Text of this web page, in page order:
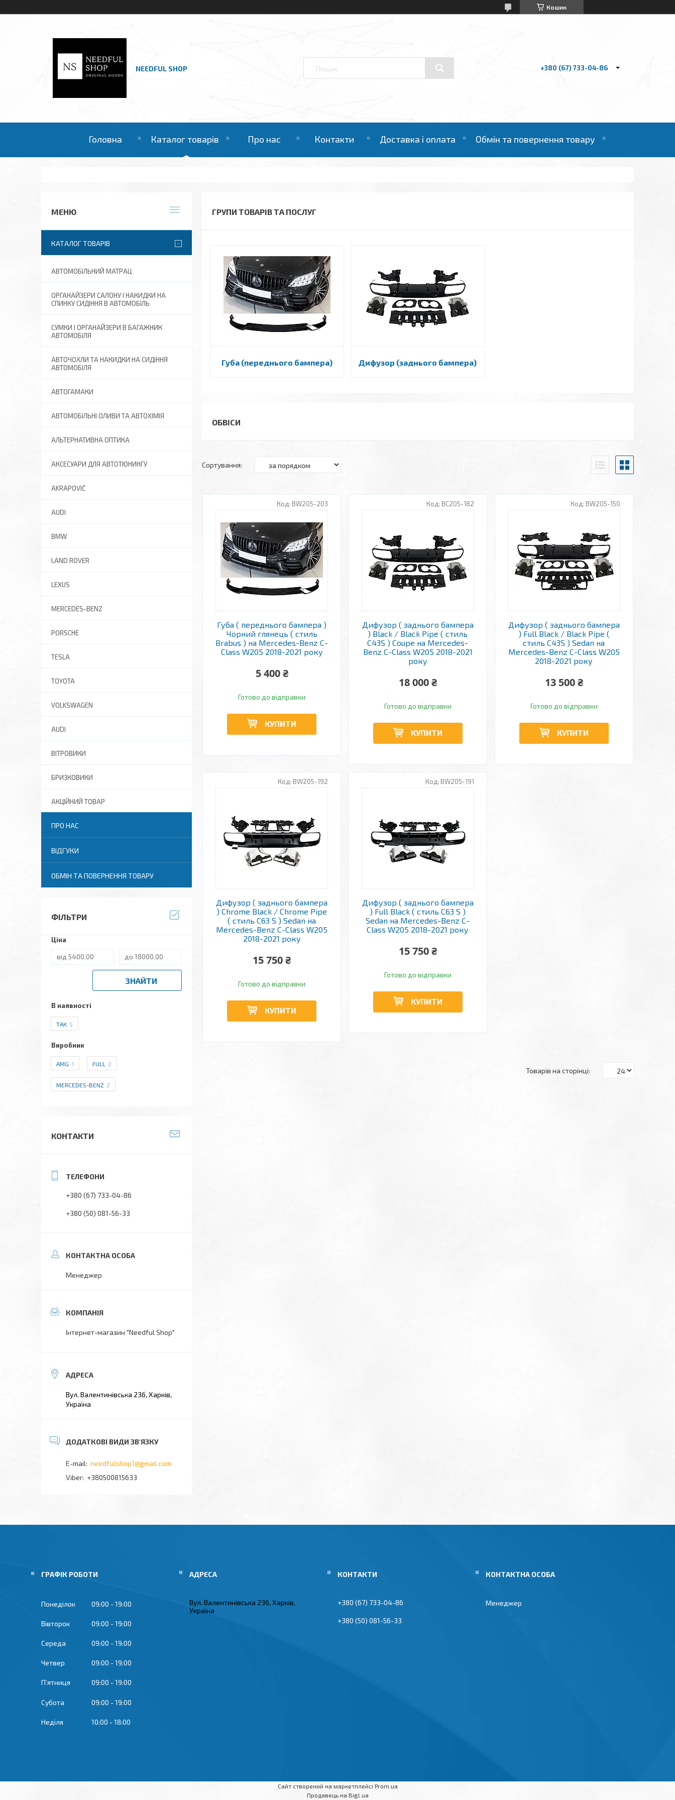
Кошик
NEEDFUL SHOP +380 (67) 733-04-86
Головна Каталог товарів Про нас Контакти Доставка і оплата Обмін та повернення товару
ГРУПИ ТОВАРІВ ТА ПОСЛУГ
Губа (переднього бампера) Дифузор (заднього бампера)
ОБВІСИ
BW205-203
Губа ( переднього бампера )
Чорний глянець ( стиль
Brabus ) на Mercedes-Benz C-
Class W205 2018-2021 року
5 400 ₴
Готово до відправки
КУПИТИ
BC205-182
Дифузор ( заднього бампера
) Black / Black Pipe ( стиль
C43S ) Coupe на Mercedes-
Benz C-Class W205 2018-2021
року
18 000 ₴
Готово до відправки
КУПИТИ
BW205-150
Дифузор ( заднього бампера
) Full Black / Black Pipe (
стиль C43S ) Sedan на
Mercedes-Benz C-Class W205
2018-2021 року
13 500 ₴
Готово до відправки
КУПИТИ
BW205-192
Дифузор ( заднього бампера
) Chrome Black / Chrome Pipe
( стиль C63 S ) Sedan на
Mercedes-Benz C-Class W205
2018-2021 року
15 750 ₴
Готово до відправки
КУПИТИ
BW205-191
Дифузор ( заднього бампера
) Full Black ( стиль C63 S )
Sedan на Mercedes-Benz C-
Class W205 2018-2021 року
15 750 ₴
Готово до відправки
КУПИТИ
КАТАЛОГ ТОВАРІВ
АВТОМОБІЛЬНИЙ МАТРАЦ
ОРГАНАЙЗЕРИ САЛОНУ І НАКИДКИ НА
СПИНКУ СИДІННЯ В АВТОМОБІЛЬ
СУМКИ І ОРГАНАЙЗЕРИ В БАГАЖНИК
АВТОМОБІЛЯ
АВТОЧОХЛИ ТА НАКИДКИ НА СИДІННЯ
АВТОМОБІЛЯ
АВТОГАМАКИ
АВТОМОБІЛЬНІ ОЛИВИ ТА АВТОХІМІЯ
АЛЬТЕРНАТИВНА ОПТИКА
АКСЕСУАРИ ДЛЯ АВТОТЮНИНГУ
AKRAPOVIČ
AUDI
BMW
LAND ROVER
LEXUS
MERCEDES-BENZ
PORSCHE
TESLA
TOYOTA
VOLKSWAGEN
AUDI
ВІТРОВИКИ
БРИЗКОВИКИ
АКЦІЙНИЙ ТОВАР
ПРО НАС
ВІДГУКИ
ОБМІН ТА ПОВЕРНЕННЯ ТОВАРУ
ФІЛЬТРИ
Ціна
ЗНАЙТИ
В наявності
ТАК 5
Виробник
AMG 1 FULL 2
MERCEDES-BENZ 2
КОНТАКТИ
+380 (67) 733-04-86
+380 (50) 081-56-33
Менеджер
Інтернет-магазин "Needful Shop"
Вул. Валентинівська 23б, Харків,
Україна
needfulshop1@gmail.com
+380500815633
ГРАФІК РОБОТИ
Понеділок 09:00 19:00
Вівторок 09:00 19:00
Середа 09:00 19:00
Четвер 09:00 19:00
Пʼятниця 09:00 19:00
Субота 09:00 19:00
Неділя 10:00 18:00
Вул. Валентинівська 23б, Харків,
Україна
+380 (67) 733-04-86
+380 (50) 081-56-33
Менеджер
Сайт створений на маркетплейсі Prom.ua
Продавець на Bigl.ua